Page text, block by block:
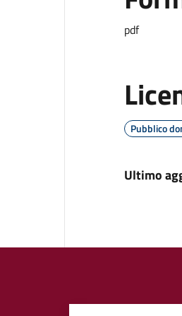
pdf
Pubblico
Ultimo